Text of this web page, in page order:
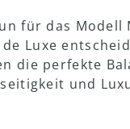
für das Modell
Luxe
die perfekte
und